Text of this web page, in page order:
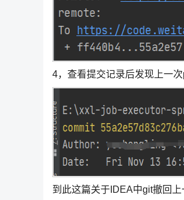
4，查看提交记录后发现上一
到此这篇关于IDEA中git撤回